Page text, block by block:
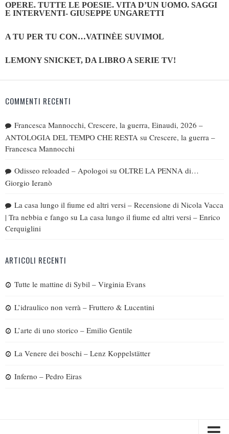
OPERE. TUTTE LE POESIE. VITA D’UN UOMO. SAGGI
E INTERVENTI- GIUSEPPE UNGARETTI
A TU PER TU CON…VATINÈE SUVIMOL
LEMONY SNICKET, DA LIBRO A SERIE TV!
COMMENTI RECENTI
Francesca Mannocchi, Crescere, la guerra, Einaudi, 2026 –
ANTOLOGIA DEL TEMPO CHE RESTA su Crescere, la guerra –
Francesca Mannocchi
Odisseo reloaded – Apologoi su OLTRE LA PENNA di…
Giorgio Ieranò
La casa lungo il fiume ed altri versi – Recensione di Nicola Vacca
| Tra nebbia e fango su La casa lungo il fiume ed altri versi – Enrico
Cerquiglini
ARTICOLI RECENTI
Tutte le mattine di Sybil – Virginia Evans
L’idraulico non verrà – Fruttero & Lucentini
L’arte di uno storico – Emilio Gentile
La Venere dei boschi – Lenz Koppelstätter
Inferno – Pedro Eiras